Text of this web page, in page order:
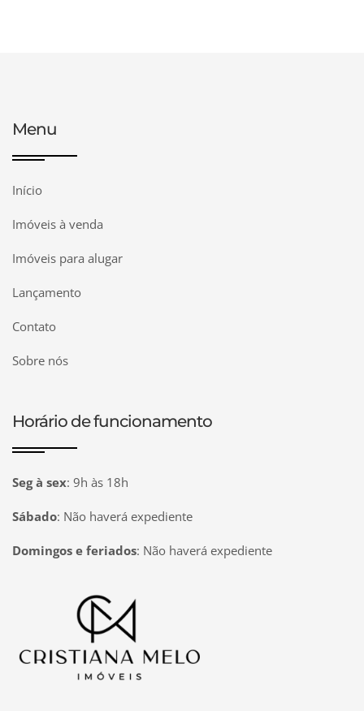
Menu
Início
Imóveis à venda
Imóveis para alugar
Lançamento
Contato
Sobre nós
Horário de funcionamento
Seg à sex: 9h às 18h
Sábado: Não haverá expediente
Domingos e feriados: Não haverá expediente
Página inicial